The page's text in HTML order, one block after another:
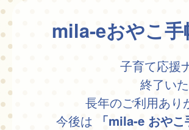
mila-eおやこ
子育て応援
終了い
長年のご利用あり
今後は
「mila-e おやこ